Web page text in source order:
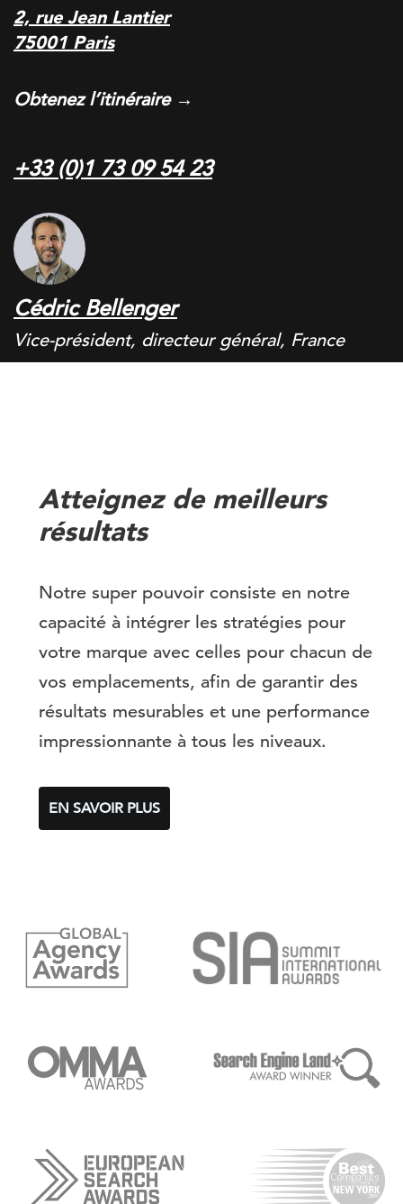
2, rue Jean Lantier
75001 Paris
Obtenez l’itinéraire →
+33 (0)1 73 09 54 23
Cédric Bellenger
Vice-président, directeur général, France
Atteignez de meilleurs
résultats
Notre super pouvoir consiste en notre
capacité à intégrer les stratégies pour
votre marque avec celles pour chacun de
vos emplacements, afin de garantir des
résultats mesurables et une performance
impressionnante à tous les niveaux.
EN SAVOIR PLUS